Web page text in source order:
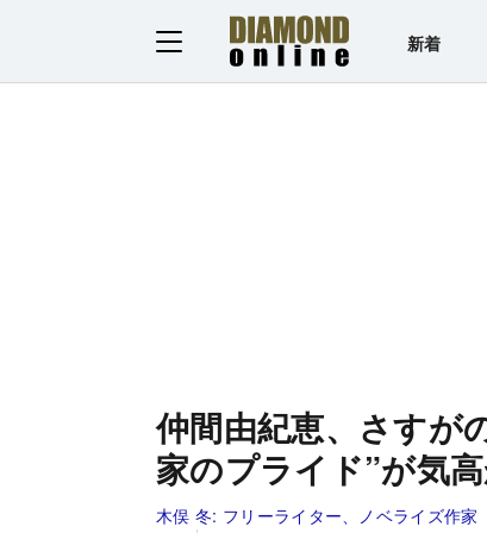
新着
仲間由紀恵、さすが
家のプライド”が気
木俣 冬: フリーライター、ノベライズ作家